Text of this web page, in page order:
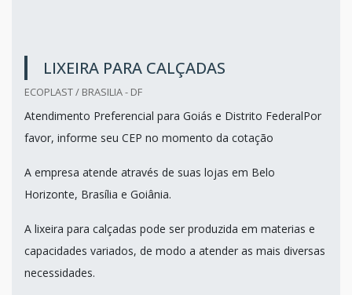
LIXEIRA PARA CALÇADAS
ECOPLAST / BRASILIA - DF
Atendimento Preferencial para Goiás e Distrito FederalPor
favor, informe seu CEP no momento da cotação
A empresa atende através de suas lojas em Belo
Horizonte, Brasília e Goiânia.
A lixeira para calçadas pode ser produzida em materias e
capacidades variados, de modo a atender as mais diversas
necessidades.